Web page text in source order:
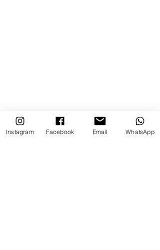
Instagram Facebook Email WhatsApp